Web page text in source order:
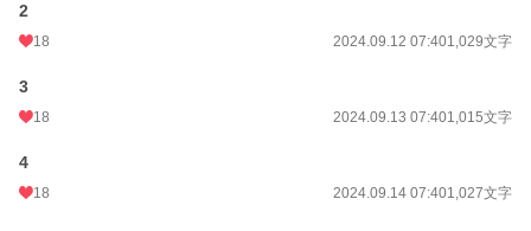
2
18 2024.09.12 07:401,029文字
3
18 2024.09.13 07:401,015文字
4
18 2024.09.14 07:401,027文字